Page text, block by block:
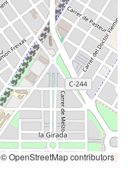
© OpenStreetMap contributors